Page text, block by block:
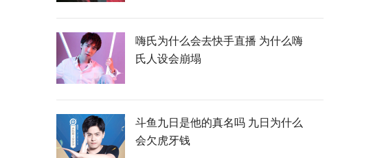
嗨氏为什么会去快手直播 为什么嗨
氏人设会崩塌
斗鱼九日是他的真名吗 九日为什么
会欠虎牙钱